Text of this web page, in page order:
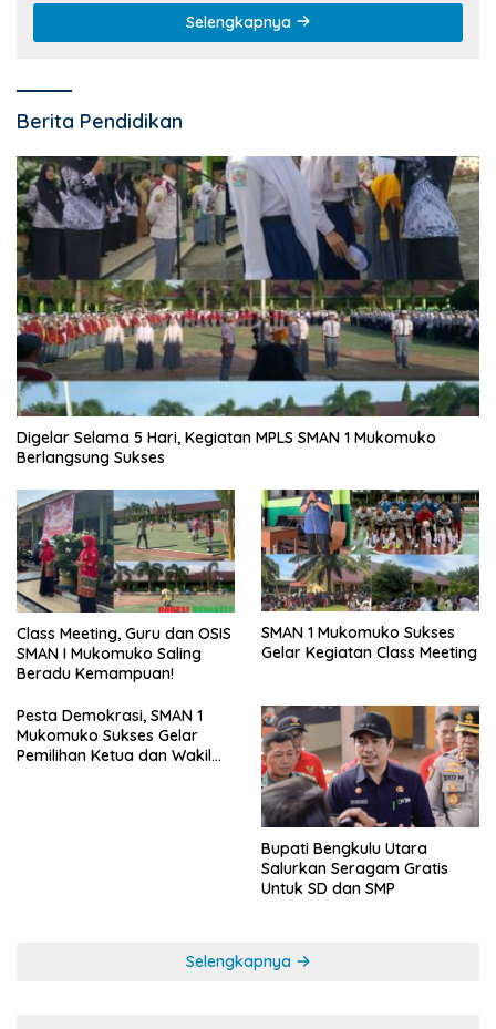
Selengkapnya
Berita Pendidikan
Digelar Selama 5 Hari, Kegiatan MPLS SMAN 1 Mukomuko
Berlangsung Sukses
Class Meeting, Guru dan OSIS
SMAN I Mukomuko Saling
Beradu Kemampuan!
SMAN 1 Mukomuko Sukses
Gelar Kegiatan Class Meeting
Pesta Demokrasi, SMAN 1
Mukomuko Sukses Gelar
Pemilihan Ketua dan Wakil
Bupati Bengkulu Utara
Salurkan Seragam Gratis
Untuk SD dan SMP
Selengkapnya